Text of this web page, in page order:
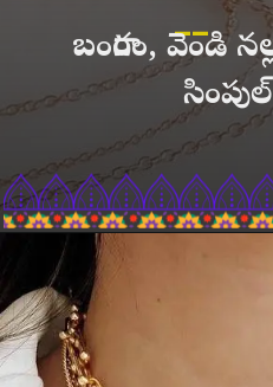
బంగారం, వెండి
సింపుల్